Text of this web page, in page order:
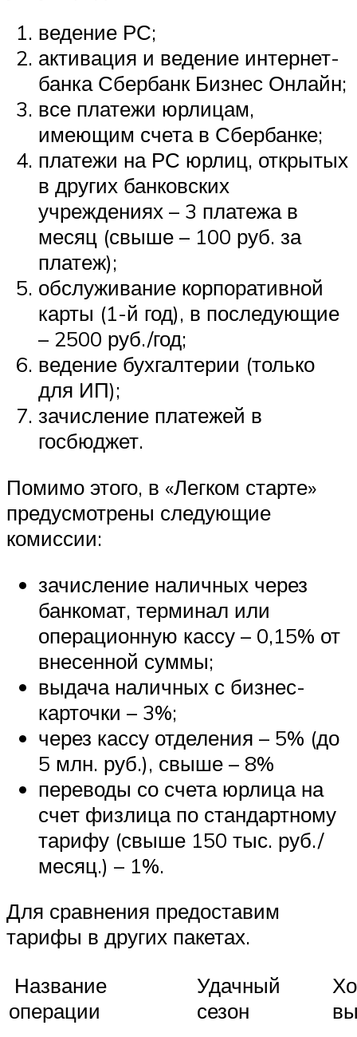
ведение РС;
активация и ведение интернет-
банка Сбербанк Бизнес Онлайн;
все платежи юрлицам,
имеющим счета в Сбербанке;
платежи на РС юрлиц, открытых
в других банковских
учреждениях – 3 платежа в
месяц (свыше – 100 руб. за
платеж);
обслуживание корпоративной
карты (1-й год), в последующие
– 2500 руб./год;
ведение бухгалтерии (только
для ИП);
зачисление платежей в
госбюджет.
Помимо этого, в «Легком старте»
предусмотрены следующие
комиссии:
зачисление наличных через
банкомат, терминал или
операционную кассу – 0,15% от
внесенной суммы;
выдача наличных с бизнес-
карточки – 3%;
через кассу отделения – 5% (до
5 млн. руб.), свыше – 8%
переводы со счета юрлица на
счет физлица по стандартному
тарифу (свыше 150 тыс. руб./
месяц.) – 1%.
Для сравнения предоставим
тарифы в других пакетах.
Название
операции
Удачный
сезон